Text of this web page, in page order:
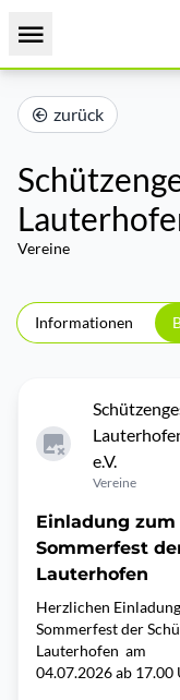
zurück
Vereine
Informationen
e.V.
Vereine
Einladung zum
Sommerfest
Lauterhofen
Herzlichen
Sommerfest der
Lauterhofen am
04.07.2026 ab 17.00